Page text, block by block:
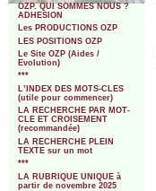
OZP. QUI SOMMES NOUS ?
ADHESION
Les PRODUCTIONS OZP
LES POSITIONS OZP
Le Site OZP (Aides /
Evolution)
***
L’INDEX DES MOTS-CLES
(utile pour commencer)
LA RECHERCHE PAR MOT-
CLE ET CROISEMENT
(recommandée)
LA RECHERCHE PLEIN
TEXTE sur un mot
***
LA RUBRIQUE UNIQUE à
partir de novembre 2025